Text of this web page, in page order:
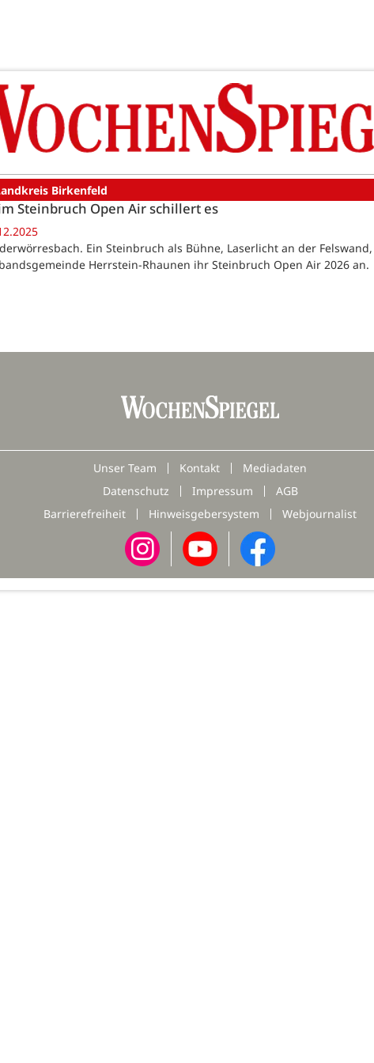
Birkenfeld
Steinbruch Open Air schillert es
Ein Steinbruch als Bühne, Laserlicht an der
Herrstein-Rhaunen ihr Steinbruch Open Air 2026 an.
Unser Team Kontakt
Mediadaten
Datenschutz
Impressum
AGB
Barrierefreiheit
Hinweisgebersystem Webjournalist